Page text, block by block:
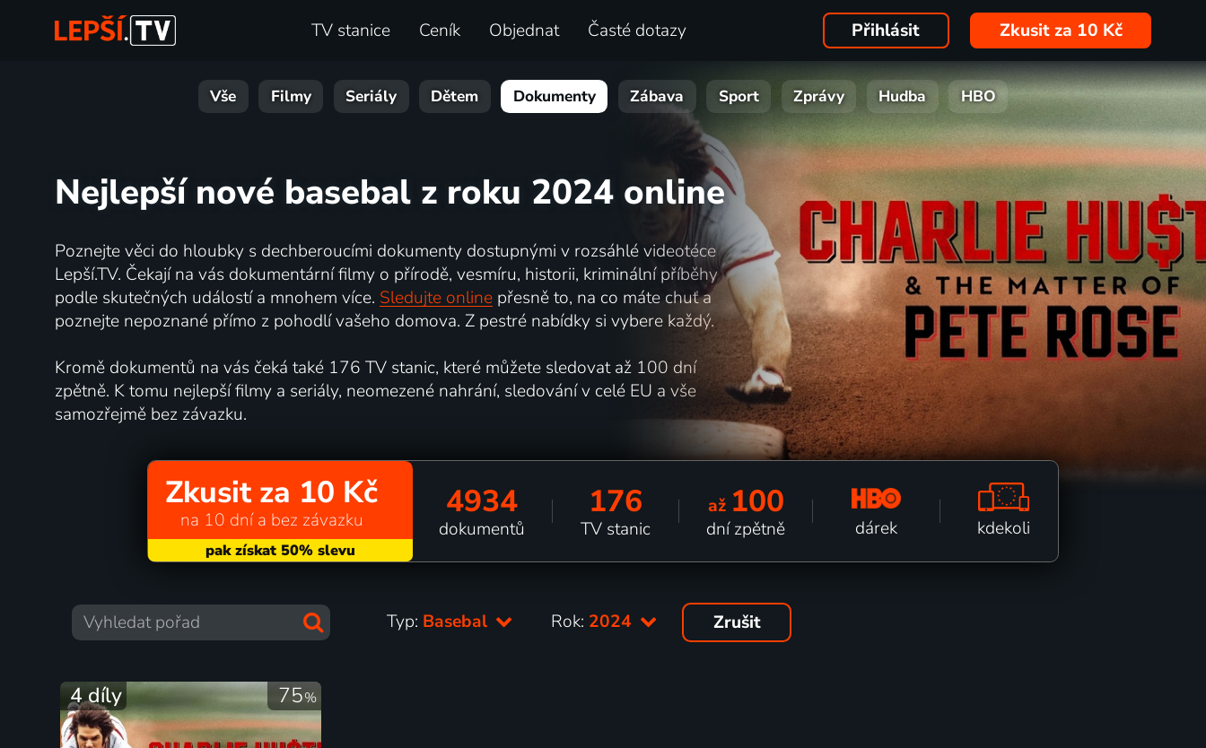
TV stanice Ceník Objednat Časté dotazy Přihlásit Zkusit za 10 Kč
Vše Filmy Seriály Dětem Dokumenty Zábava Sport Zprávy Hudba HBO
Nejlepší nové basebal z roku 2024 online
Poznejte věci do hloubky s dechberoucími dokumenty dostupnými v rozsáhlé videotéce
Lepší.TV. Čekají na vás dokumentární filmy o přírodě, vesmíru, historii, kriminální příběhy
podle skutečných událostí a mnohem více. Sledujte onlinepřesně to, na co máte chuť a
poznejte nepoznané přímo z pohodlí vašeho domova. Z pestré nabídky si vybere každý.
Kromě dokumentů na vás čeká také 176 TV stanic, které můžete sledovat až 100 dní
zpětně. K tomu nejlepší filmy a seriály, neomezené nahrání, sledování v celé EU a vše
samozřejmě bez závazku.
Zkusit za 10 Kč
na 10 dní a bez závazku 4934
dokumentů
176
TV stanic
až 100
dní zpětně dárek kdekoli
Typ: Basebal Rok: 2024 Zrušit
75%
4 díly